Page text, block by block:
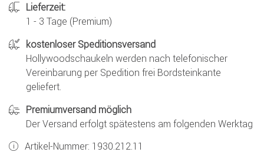
Lieferzeit:
1 - 3 Tage (Premium)
kostenloser Speditionsversand
Hollywoodschaukeln werden nach telefonischer
Vereinbarung per Spedition frei Bordsteinkante
geliefert.
Premiumversand möglich
Der Versand erfolgt spätestens am folgenden Werktag
Artikel-Nummer: 1930.212.11